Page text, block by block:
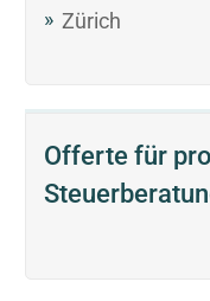
Zürich
Offerte für